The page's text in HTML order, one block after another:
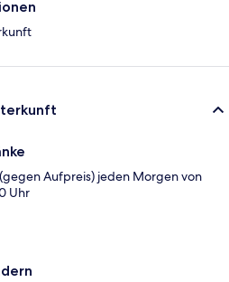
Aufpreis) jeden Morgen von
Uhr